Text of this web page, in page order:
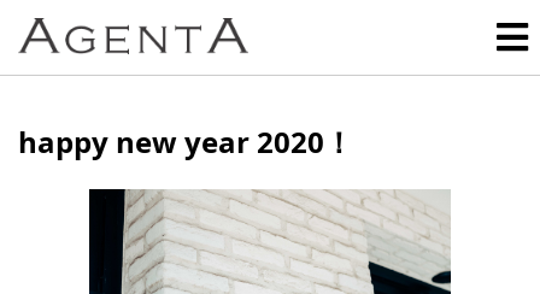
happy new year 2020！